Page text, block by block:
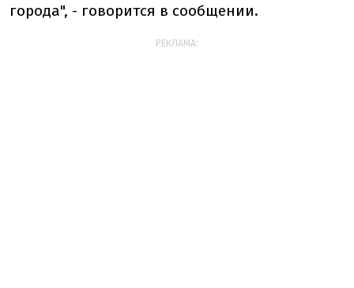
города", - говорится в сообщении.
РЕКЛАМА: